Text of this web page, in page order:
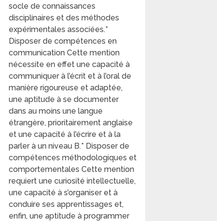
socle de connaissances
disciplinaires et des méthodes
expérimentales associées.*
Disposer de compétences en
communication Cette mention
nécessite en effet une capacité à
communiquer à l’écrit et à l’oral de
manière rigoureuse et adaptée,
une aptitude à se documenter
dans au moins une langue
étrangère, prioritairement anglaise
et une capacité à l’écrire et à la
parler à un niveau B.* Disposer de
compétences méthodologiques et
comportementales Cette mention
requiert une curiosité intellectuelle,
une capacité à s’organiser et à
conduire ses apprentissages et,
enfin, une aptitude à programmer